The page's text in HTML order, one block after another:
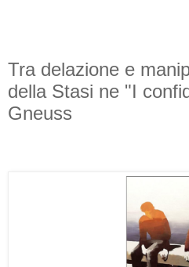
Tra delazione e
della Stasi ne "I
Gneuss